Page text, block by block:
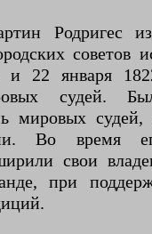
Родригес
советов
и 22 января
судей.
мировых
Во время
свои
при